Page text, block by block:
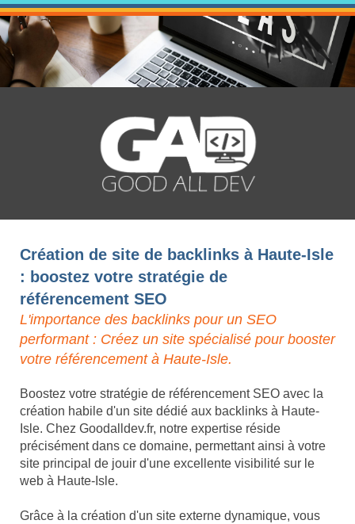
Création de site de backlinks à Haute-Isle
: boostez votre stratégie de
référencement SEO
L'importance des backlinks pour un SEO
performant : Créez un site spécialisé pour booster
votre référencement à Haute-Isle.
Boostez votre stratégie de référencement SEO avec la
création habile d'un site dédié aux backlinks à Haute-
Isle. Chez Goodalldev.fr, notre expertise réside
précisément dans ce domaine, permettant ainsi à votre
site principal de jouir d'une excellente visibilité sur le
web à Haute-Isle.
Grâce à la création d'un site externe dynamique, vous